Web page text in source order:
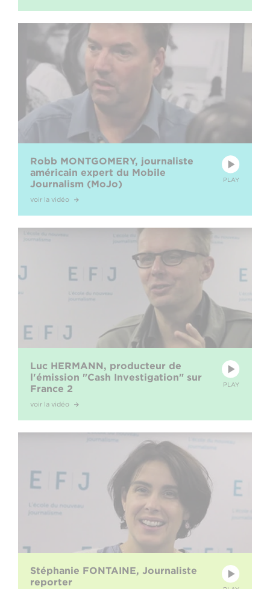
PLAY
Robb MONTGOMERY, journaliste
américain expert du Mobile
Journalism (MoJo)
voir la vidéo
PLAY
Luc HERMANN, producteur de
l'émission "Cash Investigation" sur
France 2
voir la vidéo
Stéphanie FONTAINE, Journaliste
reporter